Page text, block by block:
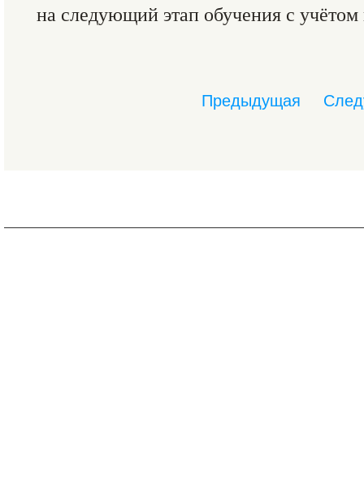
на следующий этап обучения с учётом
Предыдущая